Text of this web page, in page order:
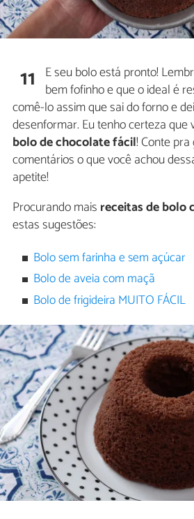
11 E seu bolo está pronto!
bem fofinho e que o ideal é
comê-lo assim que sai do forno e
desenformar. Eu tenho certeza que
bolo de chocolate fácil! Conte
comentários o que você achou
apetite!
Procurando mais receitas de bolo
estas sugestões:
Bolo sem farinha e sem açúcar
Bolo de aveia com maçã
Bolo de frigideira MUITO FÁCIL